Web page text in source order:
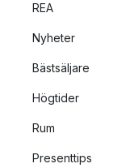
REA
Nyheter
Bästsäljare
Högtider
Rum
Presenttips